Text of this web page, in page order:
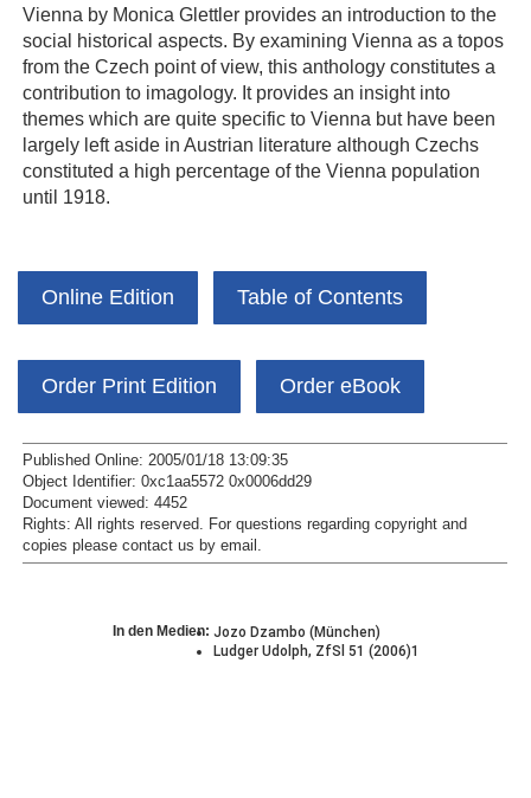
Vienna by Monica Glettler provides an introduction to the
social historical aspects. By examining Vienna as a topos
from the Czech point of view, this anthology constitutes a
contribution to imagology. It provides an insight into
themes which are quite specific to Vienna but have been
largely left aside in Austrian literature although Czechs
constituted a high percentage of the Vienna population
until 1918.
Online Edition Table of Contents
Order Print Edition Order eBook
Published Online: 2005/01/18 13:09:35
Object Identifier: 0xc1aa5572 0x0006dd29
Document viewed: 4452
Rights: All rights reserved.
For questions regarding copyright and
copies please contact us by email
In den Medien: Jozo Dzambo (München)
Ludger Udolph, ZfSl 51 (2006)1